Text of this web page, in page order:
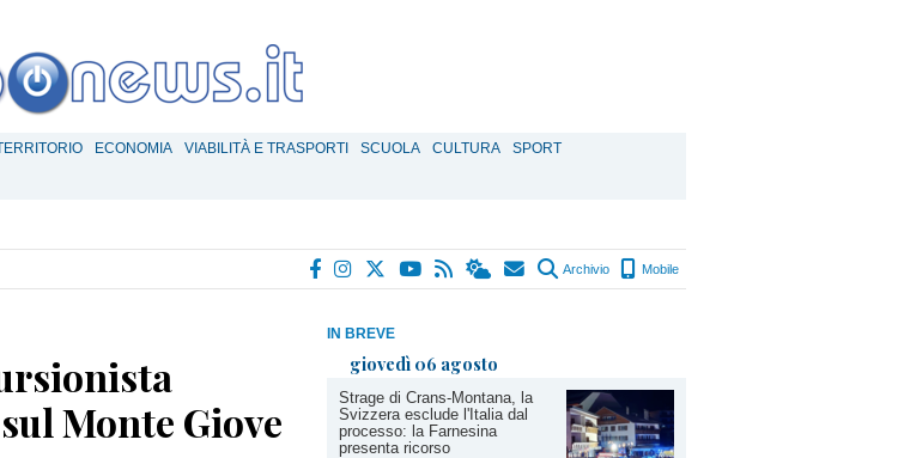
ECONOMIA VIABILITÀ E TRASPORTI SCUOLA CULTURA
SPORT
Archivio Mobile
IN BREVE
giovedì 06 agosto
Strage di Crans-Montana, la
Svizzera esclude l'Italia dal
processo: la Farnesina
presenta ricorso
Monte Giove